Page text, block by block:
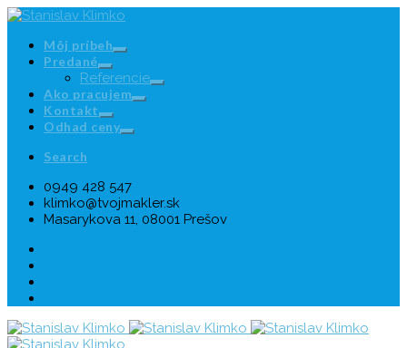
Môj príbeh
Predané
Referencie
Ako pracujem
Kontakt
Odhad ceny
Search
0949 428 547
klimko@tvojmakler.sk
Masarykova 11, 08001 Prešov